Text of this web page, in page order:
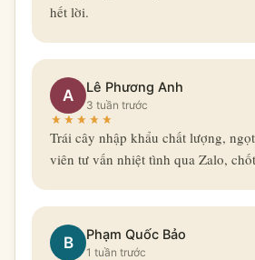
hết lời.
A Lê Phương Anh
3 tuần trước
Trái cây nhập khẩu chất lượng,
viên tư vấn nhiệt tình qua Zalo,
B Phạm Quốc Bảo
1 tuần trước